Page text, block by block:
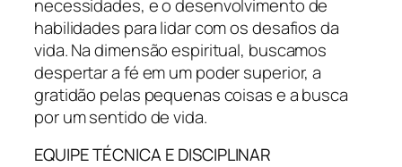
necessidades, e o desenvolvimento de
habilidades para lidar com os desafios da
vida. Na dimensão espiritual, buscamos
despertar a fé em um poder superior, a
gratidão pelas pequenas coisas e a busca
por um sentido de vida.
EQUIPE TÉCNICA E DISCIPLINAR